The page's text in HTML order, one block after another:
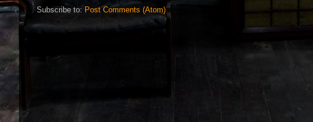
Subscribe to: Post Comments (Atom)